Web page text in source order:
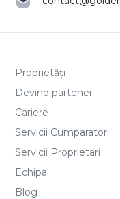
Proprietăți
Devino partener
Cariere
Servicii Cumparatori
Servicii Proprietari
Echipa
Blog